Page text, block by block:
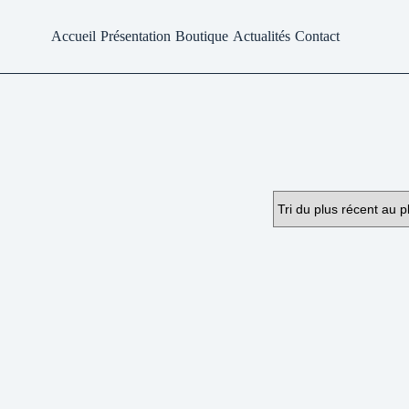
Accueil Présentation Boutique Actualités Contact